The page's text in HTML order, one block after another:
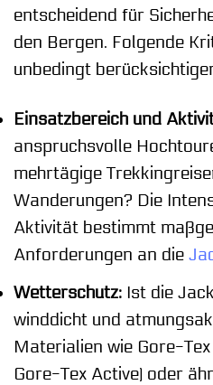
entscheidend für
den Bergen. Folgende
unbedingt
Einsatzbereich und
anspruchsvolle
mehrtägige
Wanderungen? Die
Aktivität bestimmt
Anforderungen an die
Wetterschutz: Ist die
winddicht und
Materialien wie Gore-Tex
Gore-Tex Active) oder